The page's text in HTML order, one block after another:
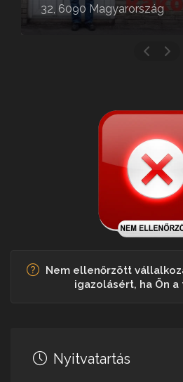
32, 6090 Magyarország
Nem ellenőrzött
igazolásért, ha Ön
Nyitvatartás